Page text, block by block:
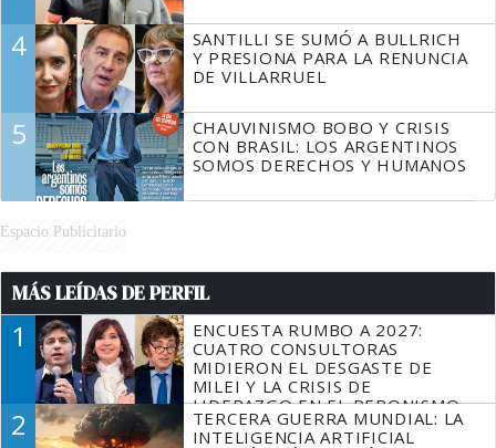
4
SANTILLI SE SUMÓ A BULLRICH
Y PRESIONA PARA LA RENUNCIA
DE VILLARRUEL
5
CHAUVINISMO BOBO Y CRISIS
CON BRASIL: LOS ARGENTINOS
SOMOS DERECHOS Y HUMANOS
Espacio Publicitario
MÁS LEÍDAS DE PERFIL
1
ENCUESTA RUMBO A 2027:
CUATRO CONSULTORAS
MIDIERON EL DESGASTE DE
MILEI Y LA CRISIS DE
LIDERAZGO EN EL PERONISMO
2
TERCERA GUERRA MUNDIAL: LA
INTELIGENCIA ARTIFICIAL